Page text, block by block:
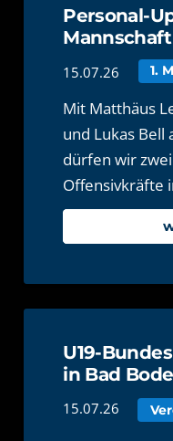
Personal-
Mannschaft
15.07.26 1.
Mit Matthäus
und Lukas Bell
dürfen wir
Offensivkräfte
U19-
in Bad
15.07.26